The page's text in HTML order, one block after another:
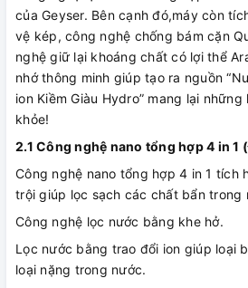
của Geyser. Bên cạnh đó,máy còn
vệ kép, công nghệ chống bám cặn
nghệ giữ lại khoáng chất có lợi thể
nhớ thông minh giúp tạo ra nguồn
ion Kiềm Giàu Hydro” mang lại
khỏe!
2.1 Công nghệ nano tổng hợp 4 in 1
Công nghệ nano tổng hợp 4 in 1 tích
trội giúp lọc sạch các chất bẩn trong
Công nghệ lọc nước bằng khe hở.
Lọc nước bằng trao đổi ion giúp loại
loại nặng trong nước.